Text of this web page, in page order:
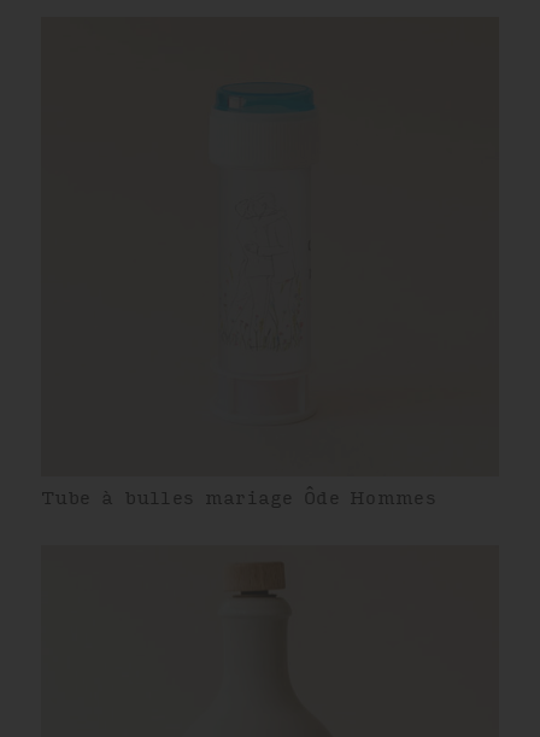
Tube à bulles mariage Ôde Hommes